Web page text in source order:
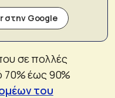
στην Google
σε πολλές
70% έως 90%
του